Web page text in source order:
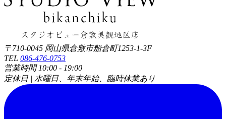
〒710-0045 岡山県倉敷市船倉町1253-1-3F
TEL 086-476-0753
営業時間 10:00 - 19:00
定休日 | 水曜日、年末年始、臨時休業あり